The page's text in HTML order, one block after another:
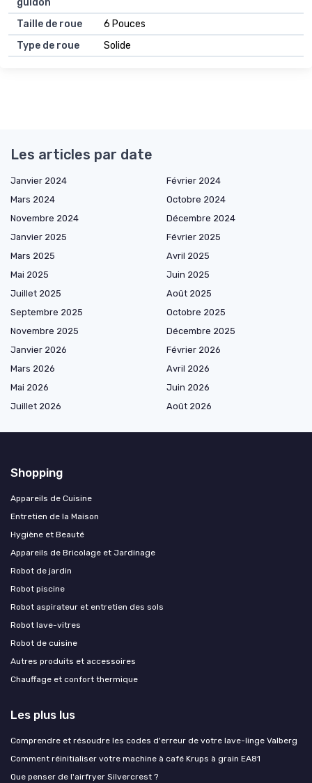
guidon
Taille de roue
6 Pouces
Type de roue
Solide
Les articles par date
Janvier 2024
Février 2024
Mars 2024
Octobre 2024
Novembre 2024
Décembre 2024
Janvier 2025
Février 2025
Mars 2025
Avril 2025
Mai 2025
Juin 2025
Juillet 2025
Août 2025
Septembre 2025
Octobre 2025
Novembre 2025
Décembre 2025
Janvier 2026
Février 2026
Mars 2026
Avril 2026
Mai 2026
Juin 2026
Juillet 2026
Août 2026
Shopping
Appareils de Cuisine
Entretien de la Maison
Hygiène et Beauté
Appareils de Bricolage et Jardinage
Robot de jardin
Robot piscine
Robot aspirateur et entretien des sols
Robot lave-vitres
Robot de cuisine
Autres produits et accessoires
Chauffage et confort thermique
Les plus lus
Comprendre et résoudre les codes d'erreur de votre lave-linge Valberg
Comment réinitialiser votre machine à café Krups à grain EA81
Que penser de l'airfryer Silvercrest ?